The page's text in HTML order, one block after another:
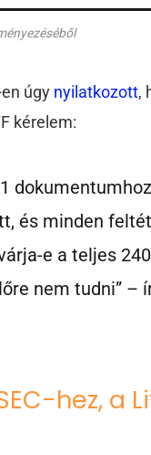
úgy nyilatkozott,
kérelem:
és minden
e a teljes
nem tudni” –
hez, a